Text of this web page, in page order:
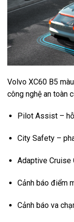
Volvo XC60 B5
công nghệ an toàn
Pilot Assist –
City Safety –
Adaptive Cruise
Cảnh báo điểm
Cảnh báo va